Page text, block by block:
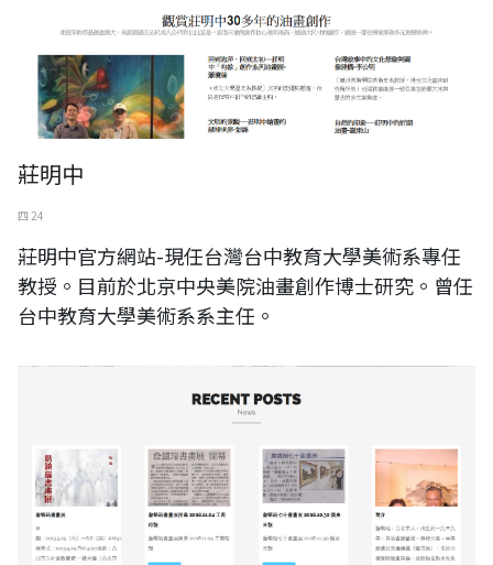
莊明中
四 24
莊明中官方網站-現任台灣台中教育大學美術系專任
教授。目前於北京中央美院油畫創作博士研究。曾任
台中教育大學美術系系主任。